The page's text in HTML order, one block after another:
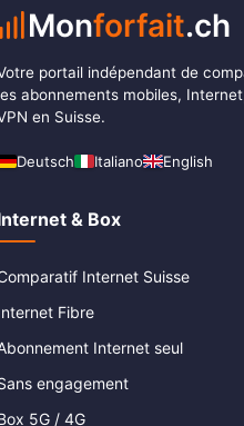
Monforfait.ch
portail indépendant de
abonnements mobiles,
en Suisse.
Deutsch Italiano English
& Box
Internet Suisse
Fibre
Internet seul
engagement
5G / 4G